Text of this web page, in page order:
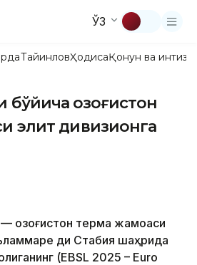
ЎЗ
ТайинловҲодисаҚонун ва
Қозоғистон
элит дивизионга
Қозоғистон терма жамоаси
ди Стабия шаҳрида
(EBSL 2025 – Euro